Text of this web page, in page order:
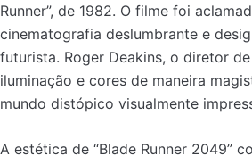
Runner”, de 1982. O filme foi
cinematografia deslumbrante e
futurista. Roger Deakins, o diretor
iluminação e cores de maneira
mundo distópico visualmente
A estética de “Blade Runner 2049”